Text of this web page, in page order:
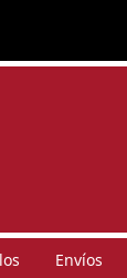
Envíos